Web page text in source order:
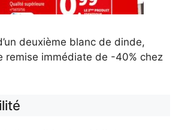
deuxième blanc de dinde,
remise immédiate de -40% chez